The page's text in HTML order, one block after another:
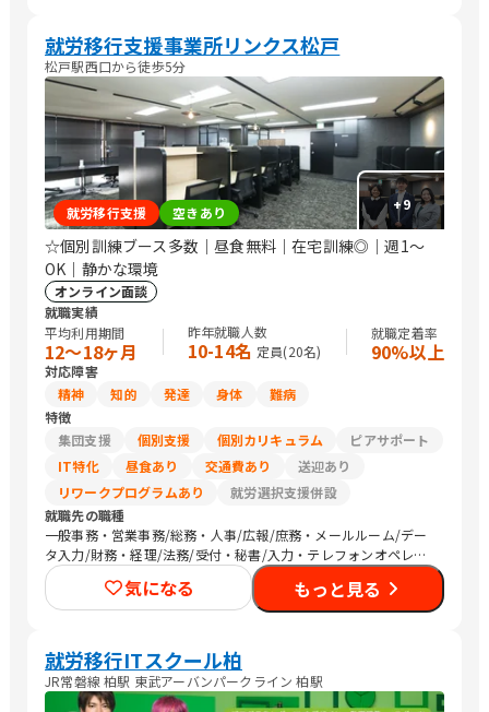
就労移行支援事業所リンクス松戸
松戸駅西口から徒歩5分
+9
就労移行支援 空きあり
☆個別訓練ブース多数｜昼食無料｜在宅訓練◎｜週1〜
OK｜静かな環境
オンライン面談
就職実績
平均利用期間
12〜18ヶ月
昨年就職人数
10-14名 定員(20名)
就職定着率
90%以上
対応障害
精神
知的 発達 身体
難病
特徴
集団支援
個別支援 個別カリキュラム
ピアサポート
IT特化
昼食あり 交通費あり
送迎あり
リワークプログラムあり
就労選択支援併設
就職先の職種
一般事務・営業事務/総務・人事/広報/庶務・メールルーム/デー
タ入力/財務・経理/法務/受付・秘書/入力・テレフォンオペレー
ター/コールセンター/その他事務/梱包作業/検品/組立・組付け/
その他軽作業/営業（個人向け）/営業（企業向け）/その他営業/
販売スタッフ・接客/バックヤード・商品管理/その他販売/Web制
プログラマ
気になる もっと見る
就労移行ITスクール柏
JR常磐線 柏駅 東武アーバンパークライン 柏駅